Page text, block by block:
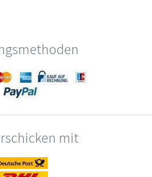
mit